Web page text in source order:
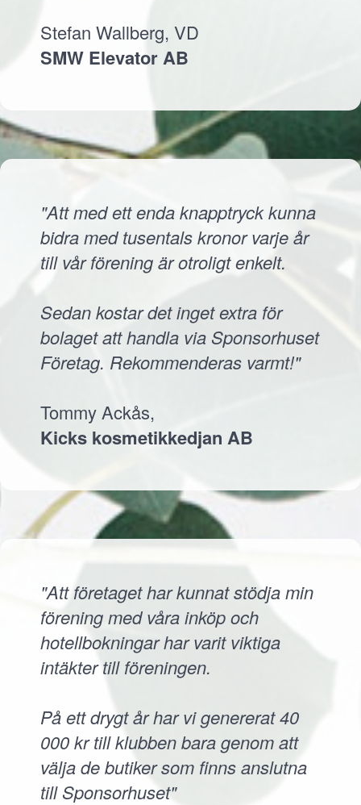
Stefan Wallberg, VD
SMW Elevator AB
"Att med ett enda knapptryck kunna
bidra med tusentals kronor varje år
till vår förening är otroligt enkelt.
Sedan kostar det inget extra för
bolaget att handla via Sponsorhuset
Företag. Rekommenderas varmt!"
Tommy Ackås,
Kicks kosmetikkedjan AB
"Att företaget har kunnat stödja min
förening med våra inköp och
hotellbokningar har varit viktiga
intäkter till föreningen.
På ett drygt år har vi genererat 40
000 kr till klubben bara genom att
välja de butiker som finns anslutna
till Sponsorhuset"